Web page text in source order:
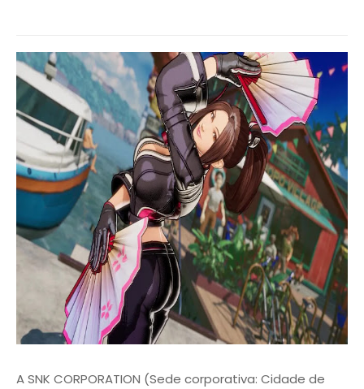
A SNK CORPORATION (Sede corporativa: Cidade de